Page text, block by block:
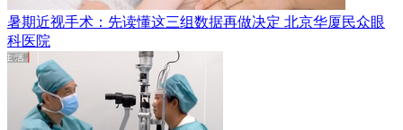
暑期近视手术：先读懂这三组数据再做决定 北京华厦民众眼
科医院